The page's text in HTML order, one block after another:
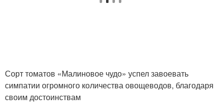
Сорт томатов «Малиновое чудо» успел завоевать
симпатии огромного количества овощеводов, благодаря
своим достоинствам